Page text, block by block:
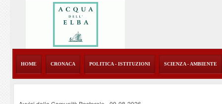
HOME CRONACA POLITICA - ISTITUZIONI SCIENZA - AMBIENTE